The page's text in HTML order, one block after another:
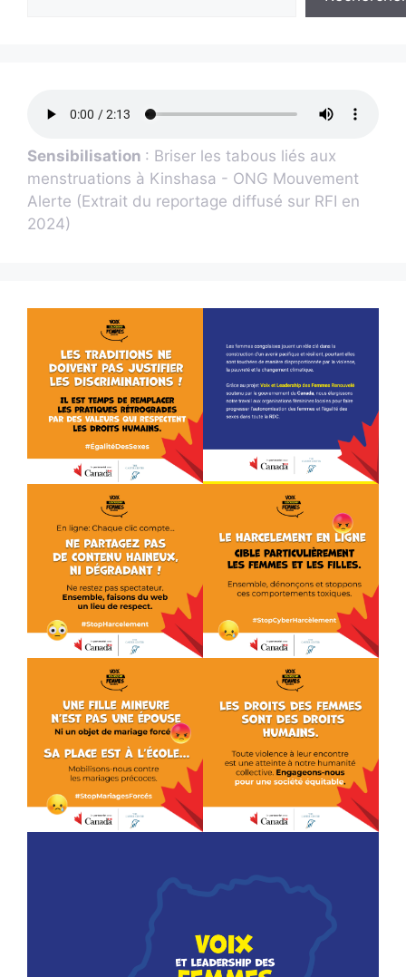
Sensibilisation : Briser les tabous liés aux
menstruations à Kinshasa - ONG Mouvement
Alerte (Extrait du reportage diffusé sur RFI en
2024)